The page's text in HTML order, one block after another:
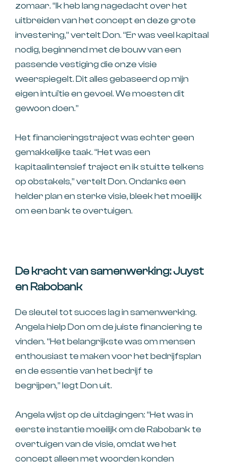
zomaar. “Ik heb lang nagedacht over het
uitbreiden van het concept en deze grote
investering,” vertelt Don. “Er was veel kapitaal
nodig, beginnend met de bouw van een
passende vestiging die onze visie
weerspiegelt. Dit alles gebaseerd op mijn
eigen intuïtie en gevoel. We moesten dit
gewoon doen.”
Het financieringstraject was echter geen
gemakkelijke taak. “Het was een
kapitaalintensief traject en ik stuitte telkens
op obstakels,” vertelt Don. Ondanks een
helder plan en sterke visie, bleek het moeilijk
om een bank te overtuigen.
De kracht van samenwerking: Juyst
en Rabobank
De sleutel tot succes lag in samenwerking.
Angela hielp Don om de juiste financiering te
vinden. “Het belangrijkste was om mensen
enthousiast te maken voor het bedrijfsplan
en de essentie van het bedrijf te
begrijpen,’’ legt Don uit.
Angela wijst op de uitdagingen: “Het was in
eerste instantie moeilijk om de Rabobank te
overtuigen van de visie, omdat we het
concept alleen met woorden konden